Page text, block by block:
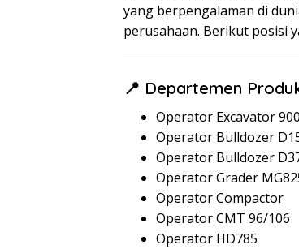
yang berpengalaman di
perusahaan. Berikut posisi
📍 Departemen
Operator Excavator
Operator Bulldozer
Operator Bulldozer
Operator Grader
Operator Compactor
Operator CMT 96/106
Operator HD785